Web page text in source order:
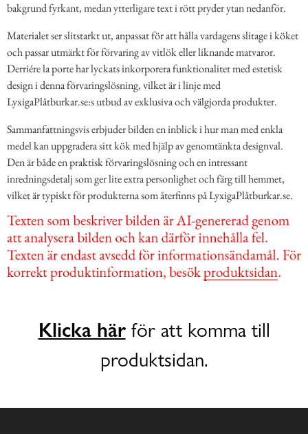
bakgrund fyrkant, medan ytterligare text i rött pryder ytan nedanför.
Materialet ser slitstarkt ut, anpassat för att hålla vardagens slitage i köket
och passar utmärkt för förvaring av vitlök eller liknande matvaror.
Derriére la porte har lyckats inkorporera funktionalitet med estetisk
design i denna förvaringslösning, vilket är i linje med
LyxigaPlåtburkar.se:s utbud av exklusiva och välgjorda produkter.
Sammanfattningsvis erbjuder bilden en inblick i hur man med enkla
medel kan uppgradera sitt kök med hjälp av genomtänkta designval.
Den är både en praktisk förvaringslösning och en intressant
inredningsdetalj som ger lite extra personlighet och färg till hemmet,
vilket är typiskt för produkterna som återfinns på LyxigaPlåtburkar.se.
Klicka härför att komma till
produktsidan.